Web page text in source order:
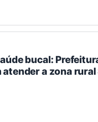
bucal:
a zona rural